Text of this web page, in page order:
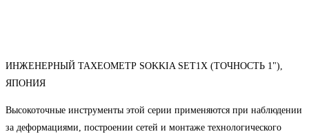
ИНЖЕНЕРНЫЙ ТАХЕОМЕТР SOKKIA SET1X (ТОЧНОСТЬ 1"),
ЯПОНИЯ
Высокоточные инструменты этой серии применяются при наблюдении
за деформациями, построении сетей и монтаже технологического